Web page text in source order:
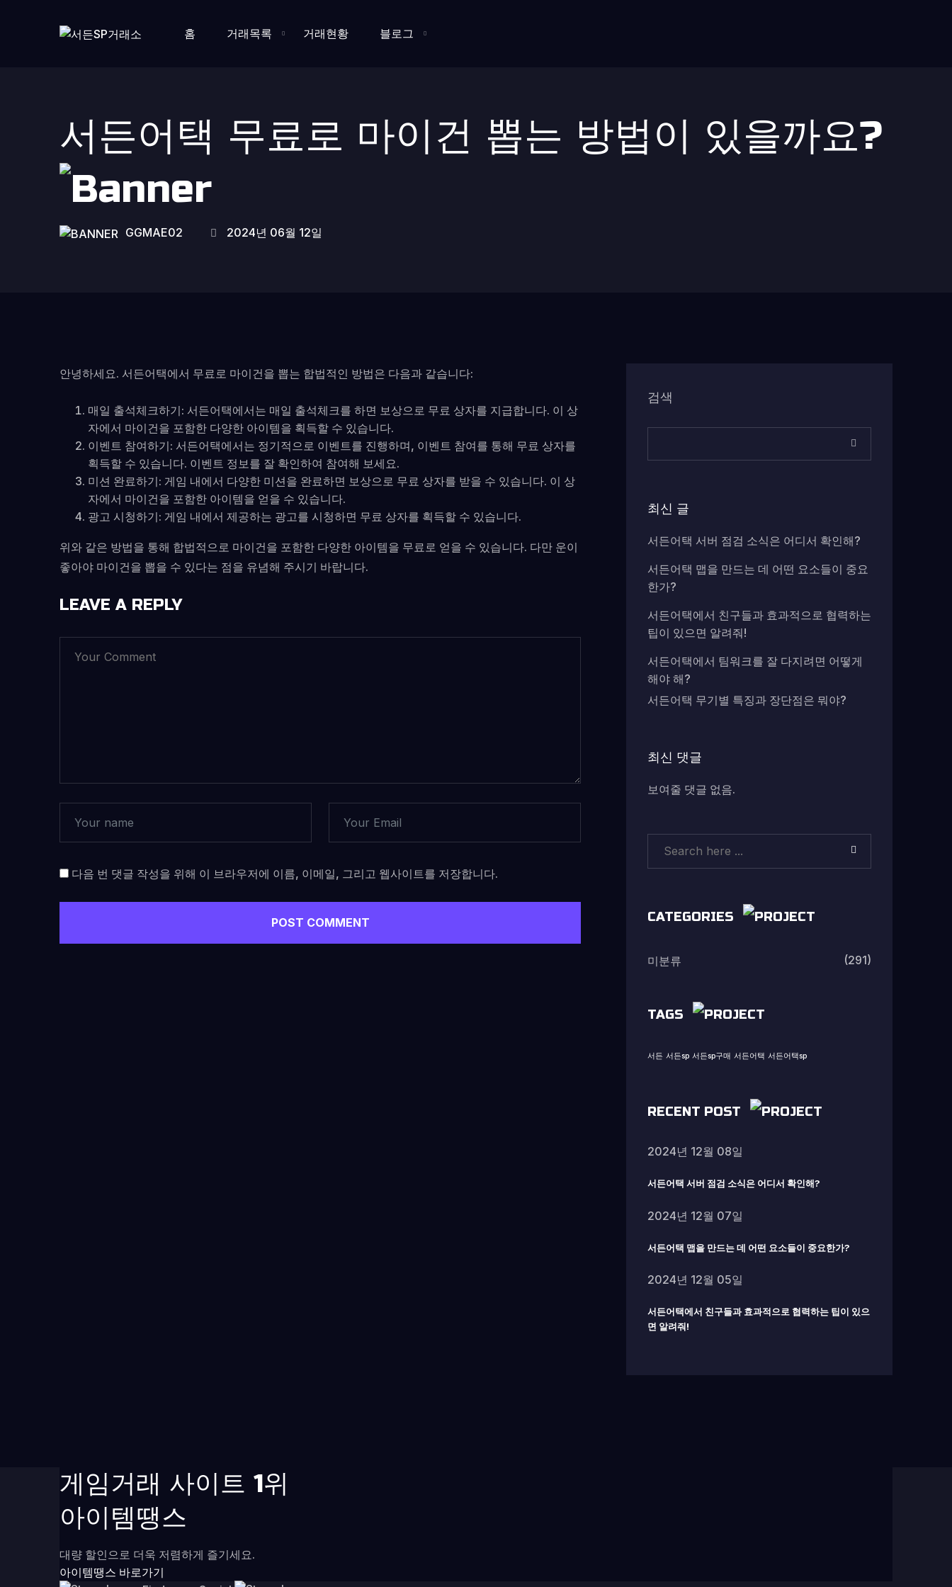
홈 거래목록 거래현황 블로그
서든어택 무료로 마이건 뽑는 방법이 있을까요?
GGMAE02 2024년 06월 12일
안녕하세요. 서든어택에서 무료로 마이건을 뽑는 합법적인 방법은 다음과 같습니다:
매일 출석체크하기: 서든어택에서는 매일 출석체크를 하면 보상으로 무료 상자를 지급합니다. 이 상
자에서 마이건을 포함한 다양한 아이템을 획득할 수 있습니다.
이벤트 참여하기: 서든어택에서는 정기적으로 이벤트를 진행하며, 이벤트 참여를 통해 무료 상자를
획득할 수 있습니다. 이벤트 정보를 잘 확인하여 참여해 보세요.
미션 완료하기: 게임 내에서 다양한 미션을 완료하면 보상으로 무료 상자를 받을 수 있습니다. 이 상
자에서 마이건을 포함한 아이템을 얻을 수 있습니다.
광고 시청하기: 게임 내에서 제공하는 광고를 시청하면 무료 상자를 획득할 수 있습니다.
위와 같은 방법을 통해 합법적으로 마이건을 포함한 다양한 아이템을 무료로 얻을 수 있습니다. 다만 운이
좋아야 마이건을 뽑을 수 있다는 점을 유념해 주시기 바랍니다.
LEAVE A REPLY
다음 번 댓글 작성을 위해 이 브라우저에 이름, 이메일, 그리고 웹사이트를 저장합니다.
검색
최신 글
서든어택 서버 점검 소식은 어디서 확인해?
서든어택 맵을 만드는 데 어떤 요소들이 중요
한가?
서든어택에서 친구들과 효과적으로 협력하는
팁이 있으면 알려줘!
서든어택에서 팀워크를 잘 다지려면 어떻게
해야 해?
서든어택 무기별 특징과 장단점은 뭐야?
최신 댓글
보여줄 댓글 없음.
CATEGORIES
미분류 (291)
TAGS
서든 서든sp 서든sp구매 서든어택 서든어택sp
RECENT POST
2024년 12월 08일
서든어택 서버 점검 소식은 어디서 확인해?
2024년 12월 07일
서든어택 맵을 만드는 데 어떤 요소들이 중요한가?
2024년 12월 05일
서든어택에서 친구들과 효과적으로 협력하는 팁이 있으
면 알려줘!
게임거래 사이트 1위
아이템땡스
대량 할인으로 더욱 저렴하게 즐기세요.
아이템땡스 바로가기